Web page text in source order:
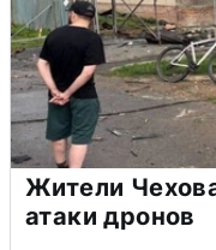
Жители
атаки дронов